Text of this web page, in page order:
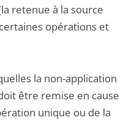
retenue à la source
opérations et
la non-application
être remise en cause
unique ou de la